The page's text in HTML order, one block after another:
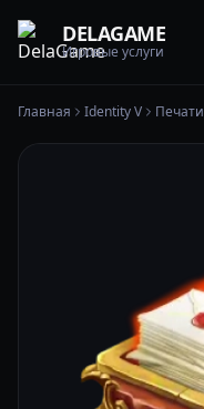
DELAGAME
Игровые услуги
Главная Identity V Печати